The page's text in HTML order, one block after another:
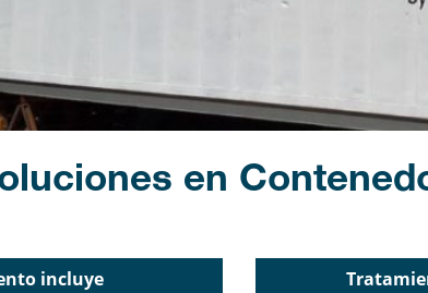
en
incluye